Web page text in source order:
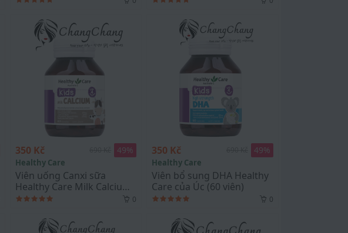
350 Kč 49%
Healthy Care
Viên uống Canxi sữa
Healthy Care Milk Calcium
cho bé 60 viên
0
350 Kč 49%
Healthy Care
Viên bổ sung DHA Healthy
Care của Úc (60 viên)
0